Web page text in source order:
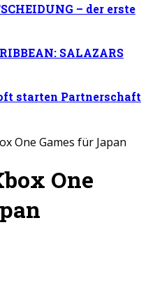
– der erste
SALAZARS
starten Partnerschaft
One Games für Japan
One